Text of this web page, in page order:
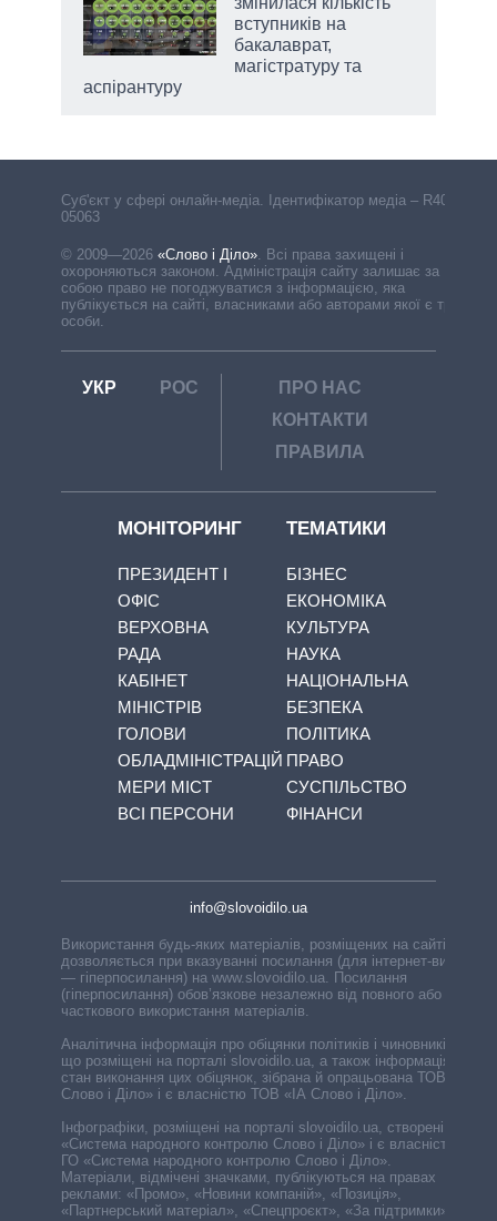
вступників на
бакалаврат,
магістратуру та
аспірантуру
Cуб'єкт у сфері онлайн-медіа. Ідентифікатор медіа – R40-
05063
© 2009—2026 «Слово і Діло». Всі права захищені і
охороняються законом. Адміністрація сайту залишає за
собою право не погоджуватися з інформацією, яка
публікується на сайті, власниками або авторами якої є треті
особи.
УКР РОС
ПРО НАС
КОНТАКТИ
ПРАВИЛА
МОНІТОРИНГ
ПРЕЗИДЕНТ І
ОФІС
ВЕРХОВНА
РАДА
КАБІНЕТ
МІНІСТРІВ
ГОЛОВИ
ОБЛАДМІНІСТРАЦІЙ
МЕРИ МІСТ
ВСІ ПЕРСОНИ
ТЕМАТИКИ
БІЗНЕС
ЕКОНОМІКА
КУЛЬТУРА
НАУКА
НАЦІОНАЛЬНА
БЕЗПЕКА
ПОЛІТИКА
ПРАВО
СУСПІЛЬСТВО
ФІНАНСИ
info@slovoidilo.ua
Використання будь-яких матеріалів, розміщених на сайті,
дозволяється при вказуванні посилання (для інтернет-видань
— гіперпосилання) на www.slovoidilo.ua. Посилання
(гіперпосилання) обов’язкове незалежно від повного або
часткового використання матеріалів.
Аналітична інформація про обіцянки політиків і чиновників,
що розміщені на порталі slovoidilo.ua, а також інформація про
стан виконання цих обіцянок, зібрана й опрацьована ТОВ «ІА
Слово і Діло» і є власністю ТОВ «ІА Слово і Діло».
Інфографіки, розміщені на порталі slovoidilo.ua, створені ГО
«Система народного контролю Слово і Діло» і є власністю
ГО «Система народного контролю Слово і Діло».
Матеріали, відмічені значками, публікуються на правах
реклами: «Промо», «Новини компаній», «Позиція»,
«Партнерський матеріал», «Спецпроєкт», «За підтримки».